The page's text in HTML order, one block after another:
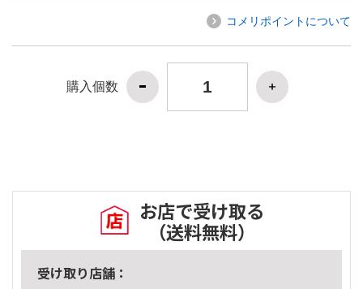
コメリポイントについて
購入個数
お店で受け取る
（送料無料）
受け取り店舗：